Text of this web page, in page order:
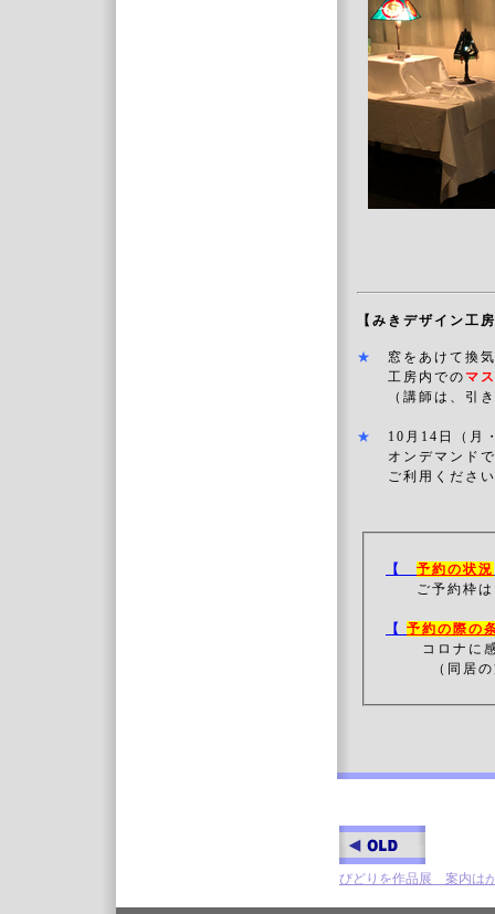
【みきデザイン工
★
窓をあけて換
工房内での マ
（講師は、引き
★
10月14日（月
オンデマンドで
ご利用くださ
【 予約の状況
ご予約枠は
【 予約の際の
コロナに
（同居の方
びどりを作品展 案内は